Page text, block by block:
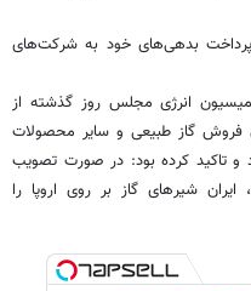
پرداخت بدهی‌های خود به شرکت‌های
انرژی مجلس روز گذشته از
گاز طبیعی و سایر محصولات
و تاکید کرده بود: در صورت تصویب
شیرهای گاز بر روی اروپا را